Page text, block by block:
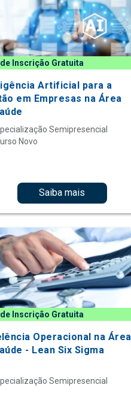
Inscrição Gratuita
Artificial para a
em Empresas na Área
Semipresencial
Novo
Saiba mais
Inscrição Gratuita
Operacional na Área
- Lean Six Sigma
Semipresencial